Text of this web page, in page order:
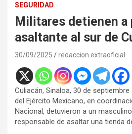
SEGURIDAD
Militares detienen a
asaltante al sur de
30/09/2025 redaccion extraoficial
Culiacán, Sinaloa, 30 de
del Ejército Mexicano, en
Nacional, detuvieron a un
responsable de asaltar una tienda